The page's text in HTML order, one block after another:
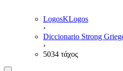
LogosKLogos
›
Diccionario Strong
›
5034 τάχος